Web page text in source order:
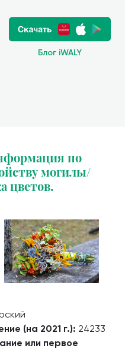
Блог iWALY
по
могилы/
цветов.
(на 2021 г.): 24233
или первое